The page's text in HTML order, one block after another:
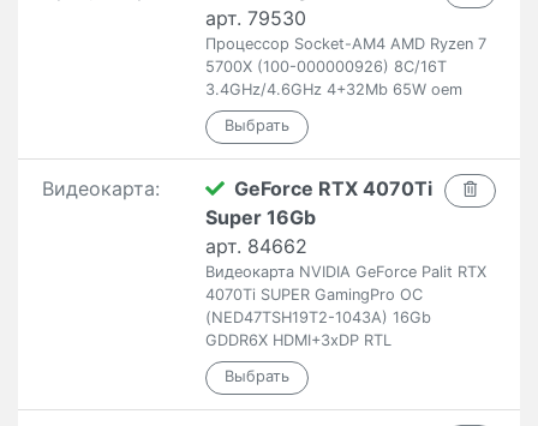
арт. 79530
Процессор Socket-AM4 AMD Ryzen 7
5700X (100-000000926) 8C/16T
3.4GHz/4.6GHz 4+32Mb 65W oem
Видеокарта:
GeForce RTX 4070Ti
Super 16Gb
арт. 84662
Видеокарта NVIDIA GeForce Palit RTX
4070Ti SUPER GamingPro OC
(NED47TSH19T2-1043A) 16Gb
GDDR6X HDMI+3xDP RTL